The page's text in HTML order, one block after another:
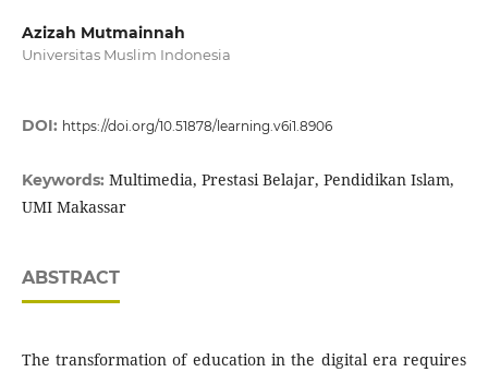
Azizah Mutmainnah
Universitas Muslim Indonesia
DOI: https://doi.org/10.51878/learning.v6i1.8906
Keywords: Multimedia, Prestasi Belajar, Pendidikan Islam,
UMI Makassar
ABSTRACT
The transformation of education in the digital era requires